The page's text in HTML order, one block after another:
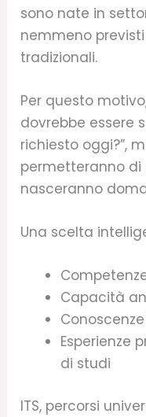
sono nate in
nemmeno
tradizionali.
Per questo
dovrebbe essere
richiesto oggi?”,
permetteranno
nasceranno
Una scelta
Capacità
Esperienze
di studi
ITS, percorsi